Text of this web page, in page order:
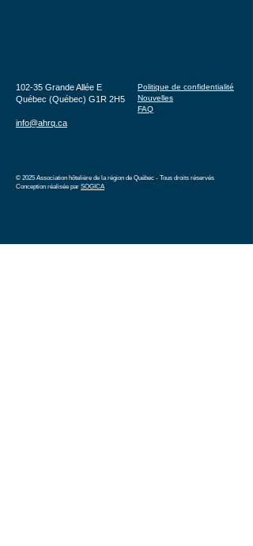
Politique de confidentialité
Nouvelles
FAQ
102-35 Grande Allée E
Québec (Québec) G1R 2H5
info@ahrq.ca
© 2025 Association hôtelière de la région de Québec - Tous droits réservés
Conception réalisée par SOGICA